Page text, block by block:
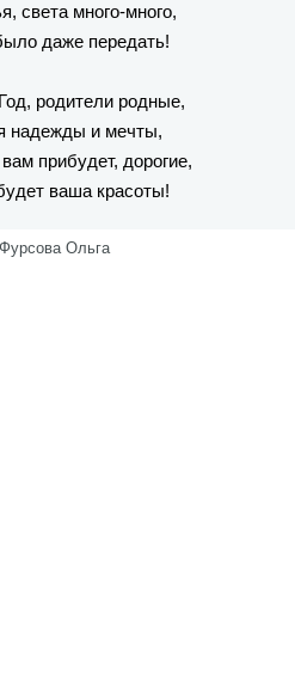
света много-много,
даже передать!
родители родные,
надежды и мечты,
прибудет, дорогие,
ваша красоты!
Ольга